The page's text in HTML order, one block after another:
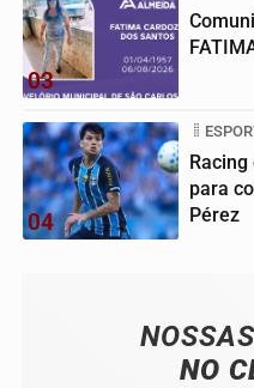
03
04
para
Pérez
NO